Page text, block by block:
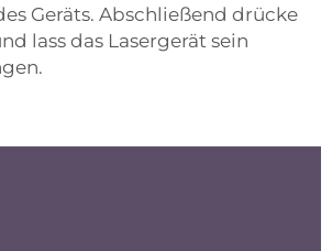
Geräts. Abschließend drücke
lass das Lasergerät sein